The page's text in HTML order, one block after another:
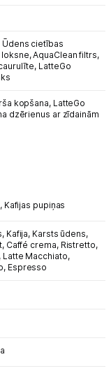
Ūdens cietības
loksne,AquaClean filtrs,
LatteGo
kopšana, LatteGo
dzērienus ar zīdainām
Kafijas pupiņas
Kafija, Karsts ūdens,
Caffé crema, Ristretto,
Latte Macchiato,
Espresso